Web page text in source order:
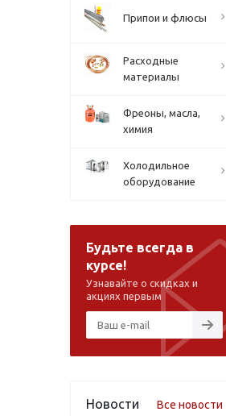
Припои и флюсы
Расходные
материалы
Фреоны, масла,
химия
Холодильное
оборудование
Будьте всегда в
курсе!
Узнавайте о скидках и
акциях первым
Новости Все новости